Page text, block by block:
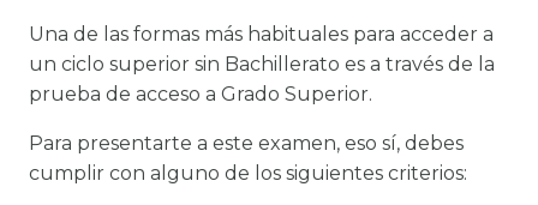
Una de las formas más habituales para acceder a
un ciclo superior sin Bachillerato es a través de la
prueba de acceso a Grado Superior.
Para presentarte a este examen, eso sí, debes
cumplir con alguno de los siguientes criterios: